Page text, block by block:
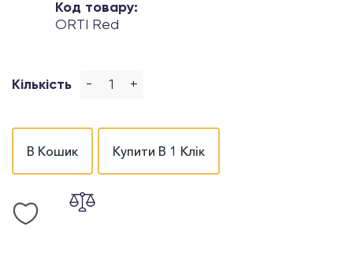
Код товару:
ORTI Red
Кількість - +
В Кошик Купити В 1 Клік